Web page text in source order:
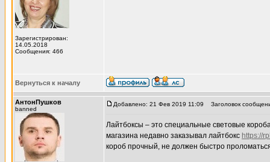
Зарегистрирован:
14.05.2018
Сообщения: 466
Вернуться к началу
АнтонПушков
banned
Добавлено: 21 Фев 2019 11:09 Заголовок
Лайтбоксы – это специальные световые
магазина недавно заказывал лайтбокс https://
короб прочный, не должен быстро